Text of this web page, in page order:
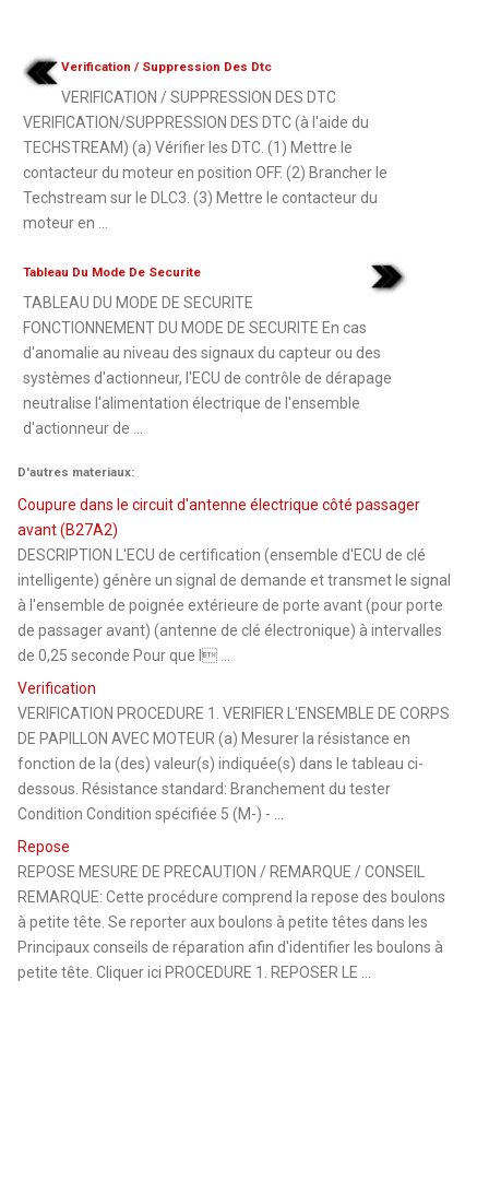
Verification / Suppression Des Dtc
VERIFICATION / SUPPRESSION DES DTC
VERIFICATION/SUPPRESSION DES DTC (à l'aide du
TECHSTREAM) (a) Vérifier les DTC. (1) Mettre le
contacteur du moteur en position OFF. (2) Brancher le
Techstream sur le DLC3. (3) Mettre le contacteur du
moteur en ...
Tableau Du Mode De Securite
TABLEAU DU MODE DE SECURITE
FONCTIONNEMENT DU MODE DE SECURITE En cas
d'anomalie au niveau des signaux du capteur ou des
systèmes d'actionneur, l'ECU de contrôle de dérapage
neutralise l'alimentation électrique de l'ensemble
d'actionneur de ...
D'autres materiaux:
Coupure dans le circuit d'antenne électrique côté passager
avant (B27A2)
DESCRIPTION L'ECU de certification (ensemble d'ECU de clé
intelligente) génère un signal de demande et transmet le signal
à l'ensemble de poignée extérieure de porte avant (pour porte
de passager avant) (antenne de clé électronique) à intervalles
de 0,25 seconde Pour que l ...
Verification
VERIFICATION PROCEDURE 1. VERIFIER L'ENSEMBLE DE CORPS
DE PAPILLON AVEC MOTEUR (a) Mesurer la résistance en
fonction de la (des) valeur(s) indiquée(s) dans le tableau ci-
dessous. Résistance standard: Branchement du tester
Condition Condition spécifiée 5 (M-) - ...
Repose
REPOSE MESURE DE PRECAUTION / REMARQUE / CONSEIL
REMARQUE: Cette procédure comprend la repose des boulons
à petite tête. Se reporter aux boulons à petite têtes dans les
Principaux conseils de réparation afin d'identifier les boulons à
petite tête. Cliquer ici PROCEDURE 1. REPOSER LE ...